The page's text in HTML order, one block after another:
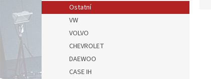
Ostatní
VW
VOLVO
CHEVROLET
DAEWOO
CASE IH